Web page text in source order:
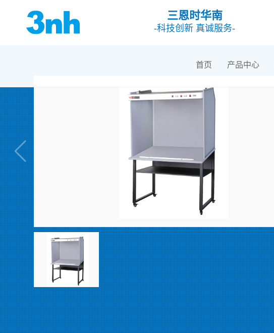
三恩时华南
-科技创新 真诚服务-
首页 产品中心